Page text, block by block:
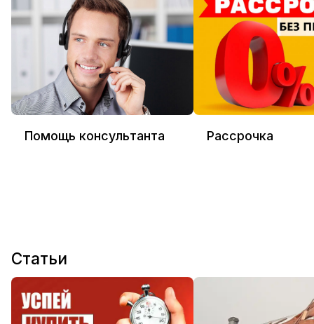
Помощь консультанта Рассрочка
Статьи